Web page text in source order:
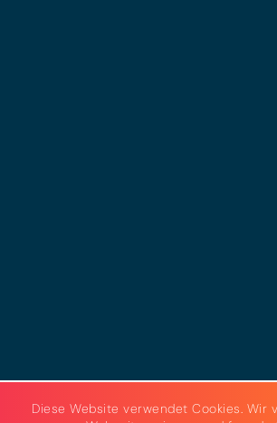
Diese Website verwendet Cookies. Wir